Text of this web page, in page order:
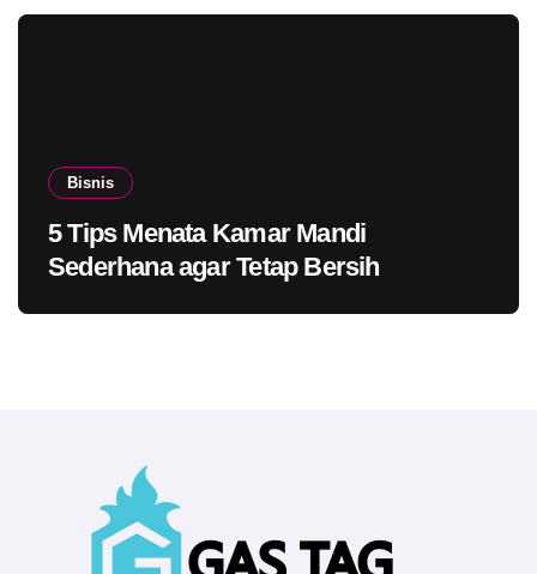
Bisnis
5 Tips Menata Kamar Mandi
Sederhana agar Tetap Bersih